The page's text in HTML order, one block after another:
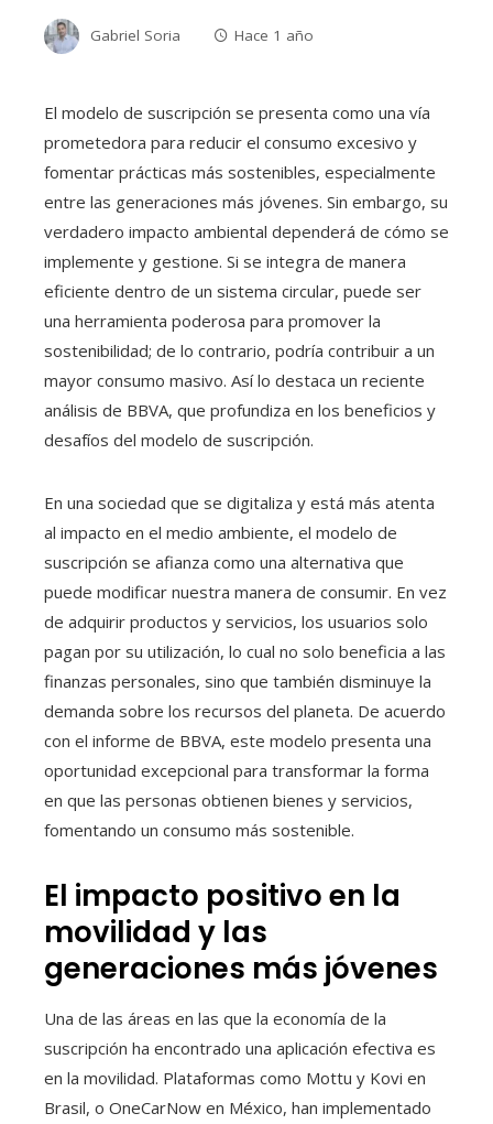
Gabriel Soria Hace 1 año
El modelo de suscripción se presenta como una vía
prometedora para reducir el consumo excesivo y
fomentar prácticas más sostenibles, especialmente
entre las generaciones más jóvenes. Sin embargo, su
verdadero impacto ambiental dependerá de cómo se
implemente y gestione. Si se integra de manera
eficiente dentro de un sistema circular, puede ser
una herramienta poderosa para promover la
sostenibilidad; de lo contrario, podría contribuir a un
mayor consumo masivo. Así lo destaca un reciente
análisis de BBVA, que profundiza en los beneficios y
desafíos del modelo de suscripción.
En una sociedad que se digitaliza y está más atenta
al impacto en el medio ambiente, el modelo de
suscripción se afianza como una alternativa que
puede modificar nuestra manera de consumir. En vez
de adquirir productos y servicios, los usuarios solo
pagan por su utilización, lo cual no solo beneficia a las
finanzas personales, sino que también disminuye la
demanda sobre los recursos del planeta. De acuerdo
con el informe de BBVA, este modelo presenta una
oportunidad excepcional para transformar la forma
en que las personas obtienen bienes y servicios,
fomentando un consumo más sostenible.
El impacto positivo en la
movilidad y las
generaciones más jóvenes
Una de las áreas en las que la economía de la
suscripción ha encontrado una aplicación efectiva es
en la movilidad. Plataformas como Mottu y Kovi en
Brasil, o OneCarNow en México, han implementado